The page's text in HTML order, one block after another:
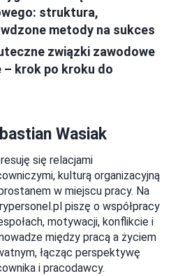
struktura,
metody na sukces
związki zawodowe
krok po kroku do
Wasiak
się relacjami
kulturą organizacyjną
w miejscu pracy. Na
piszę o współpracy
motywacji, konflikcie i
między pracą a życiem
łącząc perspektywę
i pracodawcy.